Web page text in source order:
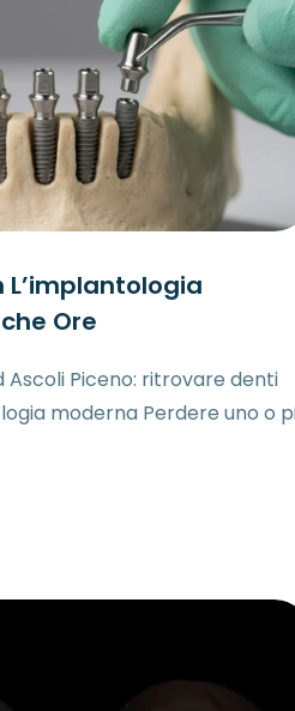
L’implantologia
Ore
Ascoli Piceno: ritrovare denti
moderna Perdere uno o